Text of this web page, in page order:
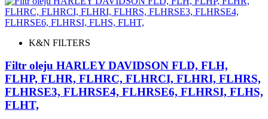
K&N FILTERS
Filtr oleju HARLEY DAVIDSON FLD, FLH,
FLHP, FLHR, FLHRC, FLHRCI, FLHRI, FLHRS,
FLHRSE3, FLHRSE4, FLHRSE6, FLHRSI, FLHS,
FLHT,